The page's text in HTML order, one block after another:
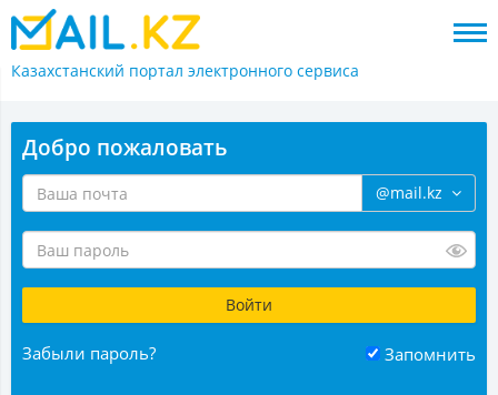
Казахстанский портал электронного сервиса
Добро пожаловать
@mail.kz
Забыли пароль? Запомнить